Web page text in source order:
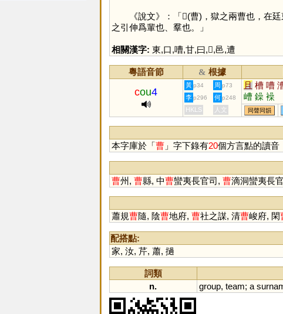
《說文》：「𣍘(曹)，獄之兩曹也，在廷
之引伸爲輩也、羣也。」
相關漢字: 東,口,嘈,甘,曰,𣍘,邑,遭
粵語音節 & 根據
cou4
黃 p34 周 p73 且 槽 嘈
嶆 鐰 襙
李 p296 何 p248
HKLS 人文 同聲同韻
本字庫於「曹」字下錄有20個方言點的讀音
曹州, 曹縣, 中曹蠻夷長官司, 曹滴洞蠻夷長
蕭規曹隨, 陰曹地府, 曹社之謀, 清曹峻府, 閑
配搭點:
家, 汝, 芹, 蕭, 撾
詞類
n.
group, team; a